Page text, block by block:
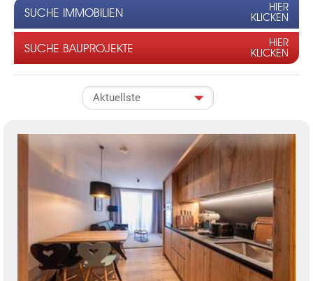
SUCHE IMMOBILIEN
HIER
KLICKEN
SUCHE BAUPROJEKTE
HIER
KLICKEN